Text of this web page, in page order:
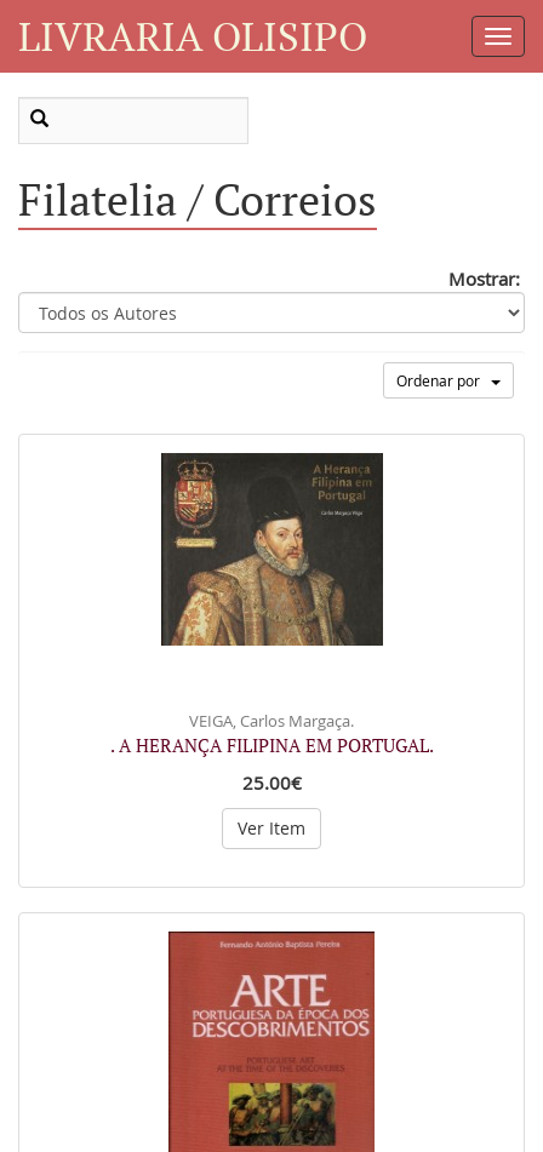
LIVRARIA OLISIPO
Filatelia / Correios
Mostrar:
Ordenar por
VEIGA, Carlos Margaça.
. A HERANÇA FILIPINA EM PORTUGAL.
25.00€
Ver Item